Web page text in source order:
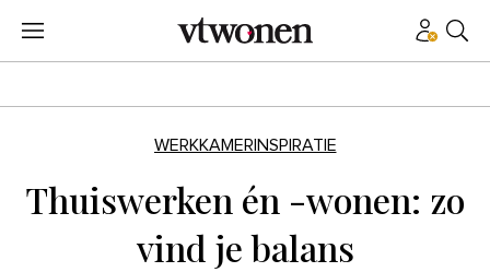
WERKKAMERINSPIRATIE
Thuiswerken én -wonen: zo
vind je balans